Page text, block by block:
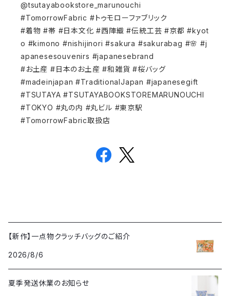
@tsutayabookstore_marunouchi
#TomorrowFabric #トゥモローファブリック
#着物 #帯 #日本文化 #西陣織 #伝統工芸 #京都 #kyot
o #kimono #nishijinori #sakura #sakurabag #🌸 #j
apanesesouvenirs #japanesebrand
#お土産 #日本のお土産 #和雑貨 #桜バッグ
#madeinjapan #TraditionalJapan #japanesegift
#TSUTAYA #TSUTAYABOOKSTOREMARUNOUCHI
#TOKYO #丸の内 #丸ビル #東京駅
#TomorrowFabric取扱店
【新作】一点物クラッチバッグのご紹介
2026/8/6
夏季発送休業のお知らせ